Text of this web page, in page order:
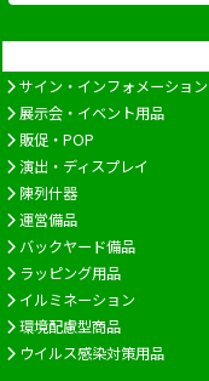
サイン・インフォメーション
展示会・イベント用品
販促・POP
演出・ディスプレイ
陳列什器
運営備品
バックヤード備品
ラッピング用品
イルミネーション
環境配慮型商品
ウイルス感染対策用品